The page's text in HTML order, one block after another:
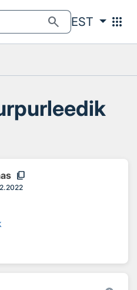
search EST apps
content_copy